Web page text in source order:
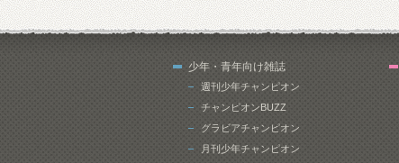
少年・青年向け雑誌
週刊少年チャンピオン
チャンピオンBUZZ
グラビアチャンピオン
月刊少年チャンピオン